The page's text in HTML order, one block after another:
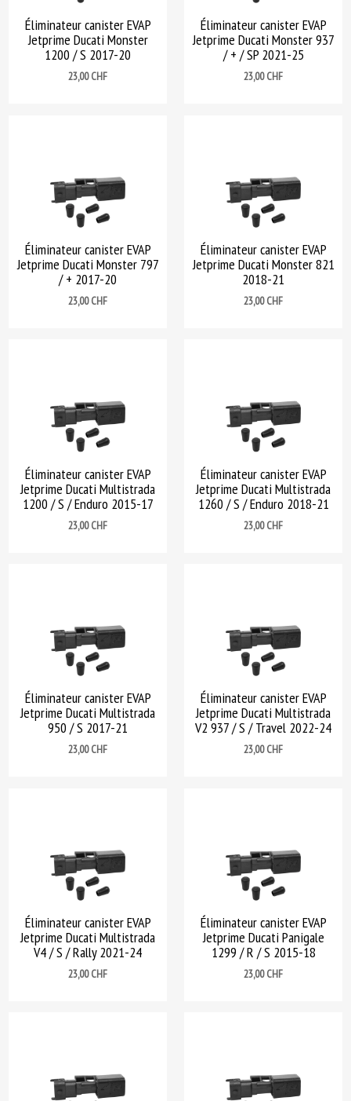
Éliminateur canister EVAP
Jetprime Ducati Monster
1200 / S 2017-20
Prix
23,00 CHF
Éliminateur canister EVAP
Jetprime Ducati Monster 937
/ + / SP 2021-25
Prix
23,00 CHF
Éliminateur canister EVAP
Jetprime Ducati Monster 797
/ + 2017-20
Prix
23,00 CHF
Éliminateur canister EVAP
Jetprime Ducati Monster 821
2018-21
Prix
23,00 CHF
Éliminateur canister EVAP
Jetprime Ducati Multistrada
1200 / S / Enduro 2015-17
Prix
23,00 CHF
Éliminateur canister EVAP
Jetprime Ducati Multistrada
1260 / S / Enduro 2018-21
Prix
23,00 CHF
Éliminateur canister EVAP
Jetprime Ducati Multistrada
950 / S 2017-21
Prix
23,00 CHF
Éliminateur canister EVAP
Jetprime Ducati Multistrada
V2 937 / S / Travel 2022-24
Prix
23,00 CHF
Éliminateur canister EVAP
Jetprime Ducati Multistrada
V4 / S / Rally 2021-24
Prix
23,00 CHF
Éliminateur canister EVAP
Jetprime Ducati Panigale
1299 / R / S 2015-18
Prix
23,00 CHF